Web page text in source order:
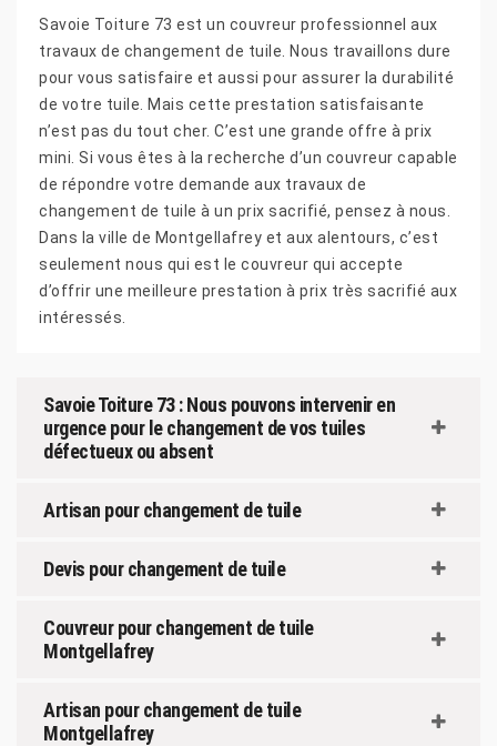
Savoie Toiture 73 est un couvreur professionnel aux
travaux de changement de tuile. Nous travaillons dure
pour vous satisfaire et aussi pour assurer la durabilité
de votre tuile. Mais cette prestation satisfaisante
n’est pas du tout cher. C’est une grande offre à prix
mini. Si vous êtes à la recherche d’un couvreur capable
de répondre votre demande aux travaux de
changement de tuile à un prix sacrifié, pensez à nous.
Dans la ville de Montgellafrey et aux alentours, c’est
seulement nous qui est le couvreur qui accepte
d’offrir une meilleure prestation à prix très sacrifié aux
intéressés.
Savoie Toiture 73 : Nous pouvons intervenir en
urgence pour le changement de vos tuiles
défectueux ou absent
Artisan pour changement de tuile
Devis pour changement de tuile
Couvreur pour changement de tuile
Montgellafrey
Artisan pour changement de tuile
Montgellafrey